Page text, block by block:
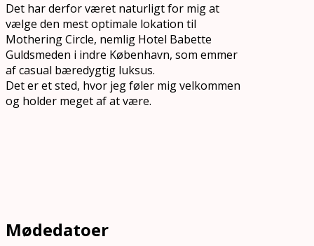
Det har derfor været naturligt for mig at
vælge den mest optimale lokation til
Mothering Circle, nemlig Hotel Babette
Guldsmeden i indre København, som emmer
af casual bæredygtig luksus.
Det er et sted, hvor jeg føler mig velkommen
og holder meget af at være.
Mødedatoer